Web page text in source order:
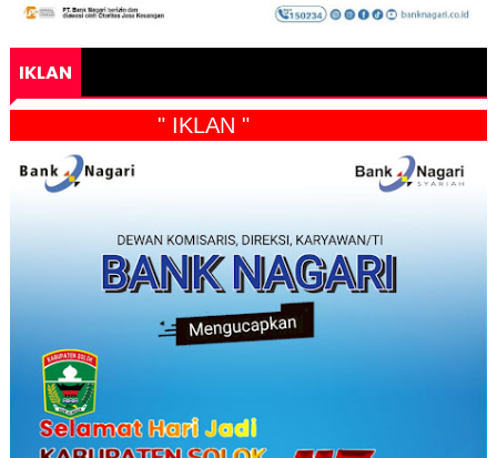
IKLAN
" IKLAN "